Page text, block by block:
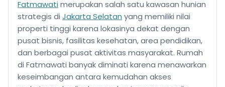
Fatmawatimerupakan salah satu kawasan hunian
strategis di Jakarta Selatan yang memiliki nilai
properti tinggi karena lokasinya dekat dengan
pusat bisnis, fasilitas kesehatan, area pendidikan,
dan berbagai pusat aktivitas masyarakat. Rumah
di Fatmawati banyak diminati karena menawarkan
keseimbangan antara kemudahan akses